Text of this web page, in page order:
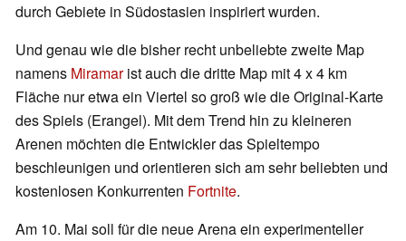
durch Gebiete in Südostasien inspiriert wurden.
Und genau wie die bisher recht unbeliebte zweite Map
namens Miramarist auch die dritte Map mit 4 x 4 km
Fläche nur etwa ein Viertel so groß wie die Original-Karte
des Spiels (Erangel). Mit dem Trend hin zu kleineren
Arenen möchten die Entwickler das Spieltempo
beschleunigen und orientieren sich am sehr beliebten und
kostenlosen Konkurrenten Fortnite.
Am 10. Mai soll für die neue Arena ein experimenteller